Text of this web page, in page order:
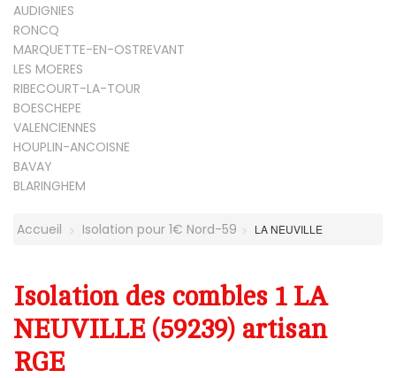
AUDIGNIES
RONCQ
MARQUETTE-EN-OSTREVANT
LES MOERES
RIBECOURT-LA-TOUR
BOESCHEPE
VALENCIENNES
HOUPLIN-ANCOISNE
BAVAY
BLARINGHEM
Accueil Isolation pour 1€ Nord-59 LA NEUVILLE
Isolation des combles 1 LA
NEUVILLE (59239) artisan
RGE